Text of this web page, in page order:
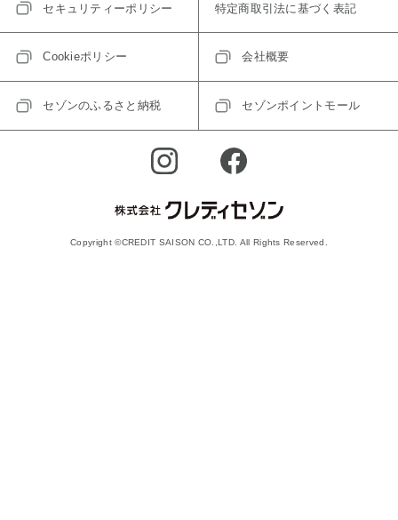
セキュリティーポリシー 特定商取引法に基づく表記
Cookieポリシー 会社概要
セゾンのふるさと納税 セゾンポイントモール
Copyright ©CREDIT SAISON CO.,LTD. All Rights Reserved.